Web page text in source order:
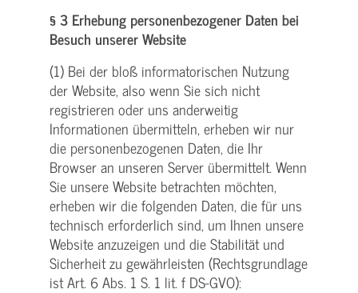
§ 3 Erhebung personenbezogener Daten bei
Besuch unserer Website
(1) Bei der bloß informatorischen Nutzung
der Website, also wenn Sie sich nicht
registrieren oder uns anderweitig
Informationen übermitteln, erheben wir nur
die personenbezogenen Daten, die Ihr
Browser an unseren Server übermittelt. Wenn
Sie unsere Website betrachten möchten,
erheben wir die folgenden Daten, die für uns
technisch erforderlich sind, um Ihnen unsere
Website anzuzeigen und die Stabilität und
Sicherheit zu gewährleisten (Rechtsgrundlage
ist Art. 6 Abs. 1 S. 1 lit. f DS-GVO):